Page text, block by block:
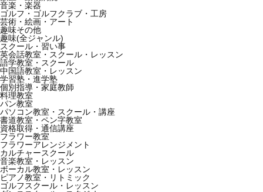
音楽・楽器
ゴルフ・ゴルフクラブ・工房
芸術・絵画・アート
趣味その他
趣味(全ジャンル)
スクール・習い事
英会話教室・スクール・レッスン
語学教室・スクール
中国語教室・レッスン
学習塾・進学塾
個別指導・家庭教師
料理教室
パン教室
パソコン教室・スクール・講座
書道教室・ペン字教室
資格取得・通信講座
フラワー教室
フラワーアレンジメント
カルチャースクール
音楽教室・レッスン
ボーカル教室・レッスン
ピアノ教室・リトミック
ゴルフスクール・レッスン